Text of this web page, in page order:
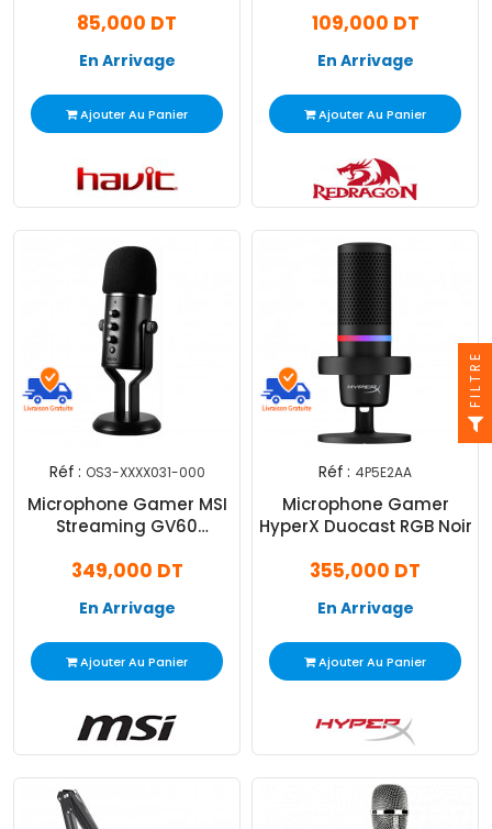
85,000 DT
En Arrivage
Ajouter Au Panier
109,000 DT
En Arrivage
Ajouter Au Panier
Réf : OS3-XXXX031-000
Microphone Gamer MSI
Streaming GV60
349,000 DT
En Arrivage
Ajouter Au Panier
Réf : 4P5E2AA
Microphone Gamer
HyperX Duocast RGB Noir
355,000 DT
En Arrivage
Ajouter Au Panier
FILTRE